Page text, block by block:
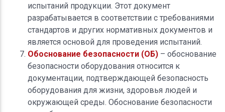
испытаний продукции. Этот документ
разрабатывается в соответствии с требованиями
стандартов и других нормативных документов и
является основой для проведения испытаний.
Обоснование безопасности (ОБ) – обоснование
безопасности оборудования относится к
документации, подтверждающей безопасность
оборудования для жизни, здоровья людей и
окружающей среды. Обоснование безопасности